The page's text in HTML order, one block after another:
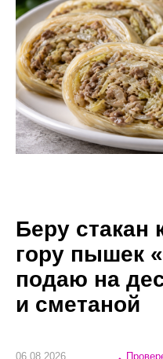
Беру
гору пышек
подаю на
и сметаной
06.08.2026